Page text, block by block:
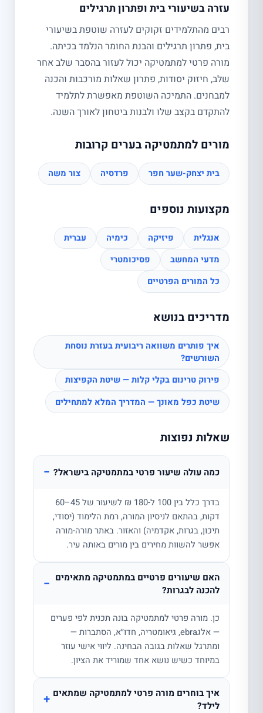
עזרה בשיעורי בית ופתרון תרגילים
רבים מהתלמידים זקוקים לעזרה שוטפת בשיעורי
בית, פתרון תרגילים והבנת החומר הנלמד בכיתה.
מורה פרטי למתמטיקה יכול לעזור בהסבר שלב אחר
שלב, חיזוק יסודות, פתרון שאלות מורכבות והכנה
למבחנים. התמיכה השוטפת מאפשרת לתלמיד
להתקדם בקצב שלו ולבנות ביטחון לאורך השנה.
מורים למתמטיקה בערים קרובות
בית יצחק-שער חפר פרדסיה צור משה
מקצועות נוספים
אנגלית פיזיקה כימיה
עברית
מדעי המחשב
פסיכומטרי
כל המורים הפרטיים
מדריכים בנושא
איך פותרים משוואה ריבועית בעזרת נוסחת
השורשים?
פירוק טרינום בקלי קלות — שיטת הקפיצות
שיטת כפל מאונך — המדריך המלא למתחילים
שאלות נפוצות
כמה עולה שיעור פרטי במתמטיקה בישראל? −
בדרך כלל בין 100 ל-180 ₪ לשיעור של 45–60
דקות, בהתאם לניסיון המורה, רמת הלימוד (יסודי,
תיכון, בגרות, אקדמיה) והאזור. באתר מורה-מורה
אפשר להשוות מחירים בין מורים באותה עיר.
האם שיעורים פרטיים במתמטיקה מתאימים
להכנה לבגרות?
−
כן. מורה פרטי למתמטיקה בונה תכנית לפי פערים
— אלגebra, גיאומטריה, חדו״א, הסתברות —
ומתרגל שאלות בגובה הבחינה. ליווי אישי עוזר
במיוחד כשיש נושא אחד שמוריד את הציון.
איך בוחרים מורה פרטי למתמטיקה שמתאים
לילד?
+